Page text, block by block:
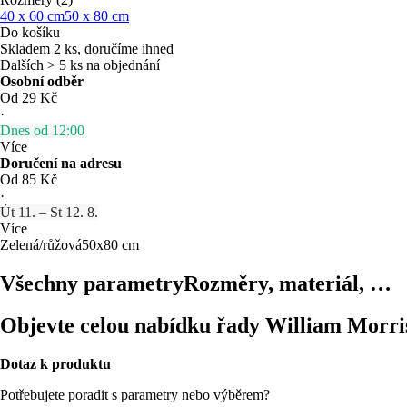
40 x 60 cm50 x 80 cm
Do košíku
Skladem 2 ks, doručíme ihned
Dalších > 5 ks na objednání
Osobní odběr
Od 29 Kč
·
Dnes od 12:00
Více
Doručení na adresu
Od 85 Kč
·
Út 11. – St 12. 8.
Více
Zelená/růžová50x80 cm
Všechny parametryRozměry, materiál, …
Objevte celou nabídku řady William
Dotaz k produktu
Potřebujete poradit s parametry nebo výběrem?